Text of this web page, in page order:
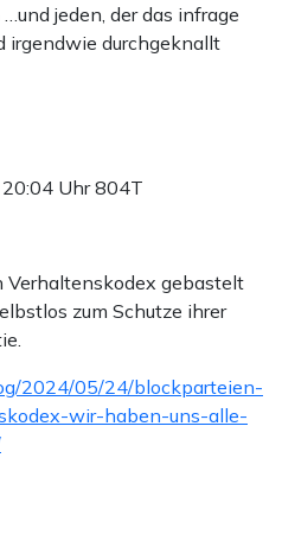
jeden, der das infrage
irgendwie durchgeknallt
Uhr804T
Verhaltenskodex gebastelt
zum Schutze ihrer
2024/05/24/blockparteien-
wir-haben-uns-alle-